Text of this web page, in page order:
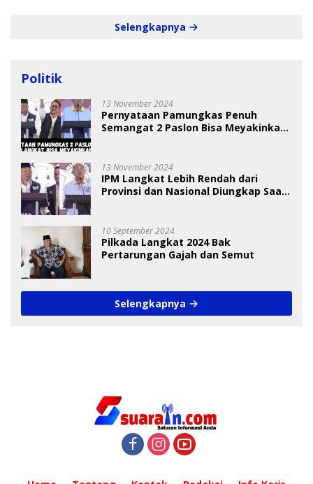
Selengkapnya
Politik
13 November 2024
Pernyataan Pamungkas Penuh
Semangat 2 Paslon Bisa Meyakinkan
13 November 2024
IPM Langkat Lebih Rendah dari
Provinsi dan Nasional Diungkap Saat
10 September 2024
Pilkada Langkat 2024 Bak
Pertarungan Gajah dan Semut
Selengkapnya